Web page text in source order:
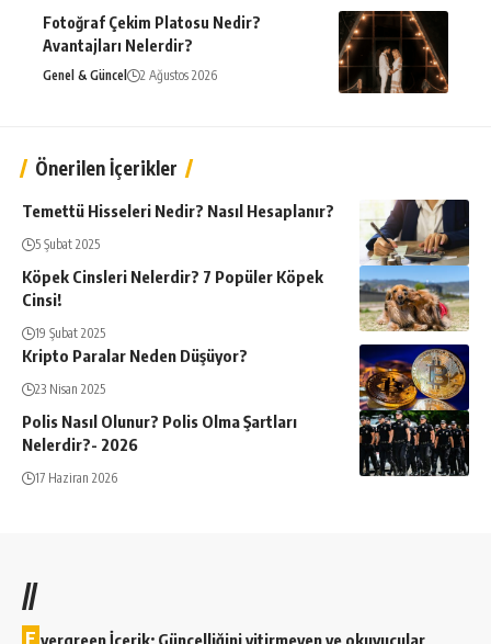
Fotoğraf Çekim Platosu Nedir?
Avantajları Nelerdir?
Genel & Güncel 2 Ağustos 2026
Önerilen İçerikler
Temettü Hisseleri Nedir? Nasıl Hesaplanır?
5 Şubat 2025
Köpek Cinsleri Nelerdir? 7 Popüler Köpek
Cinsi!
19 Şubat 2025
Kripto Paralar Neden Düşüyor?
23 Nisan 2025
Polis Nasıl Olunur? Polis Olma Şartları
Nelerdir?- 2026
17 Haziran 2026
//
E